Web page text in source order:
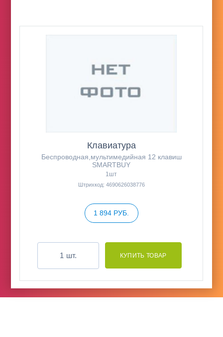
Клавиатура
Беспроводная,мультимедийная 12 клавиш
SMARTBUY
1шт
Штрихкод: 4690626038776
1 894 РУБ.
шт.